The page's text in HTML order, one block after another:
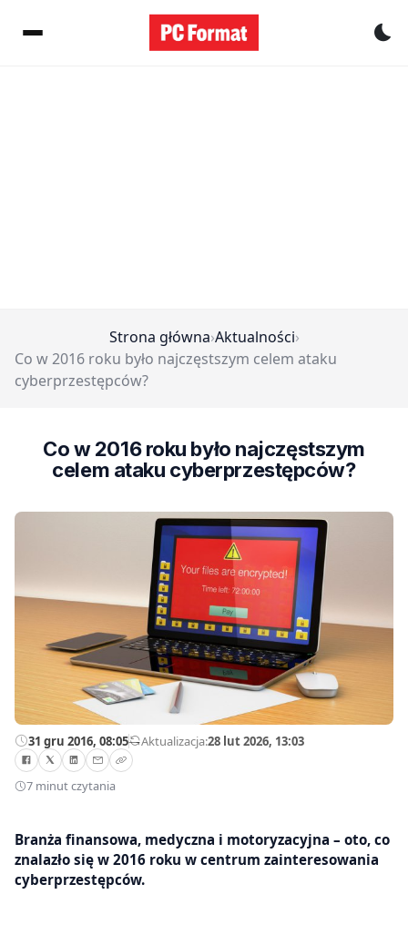
Strona główna›Aktualności›
Co w 2016 roku było najczęstszym celem ataku
cyberprzestępców?
Co w 2016 roku było najczęstszym
celem ataku cyberprzestępców?
31 gru 2016, 08:05—Aktualizacja:28 lut 2026, 13:03
7 minut czytania
Branża finansowa, medyczna i motoryzacyjna – oto, co
znalazło się w 2016 roku w centrum zainteresowania
cyberprzestępców.